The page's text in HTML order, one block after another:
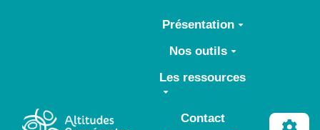
Aller au contenu principal
Présentation
Nos outils
Les ressources
Contact